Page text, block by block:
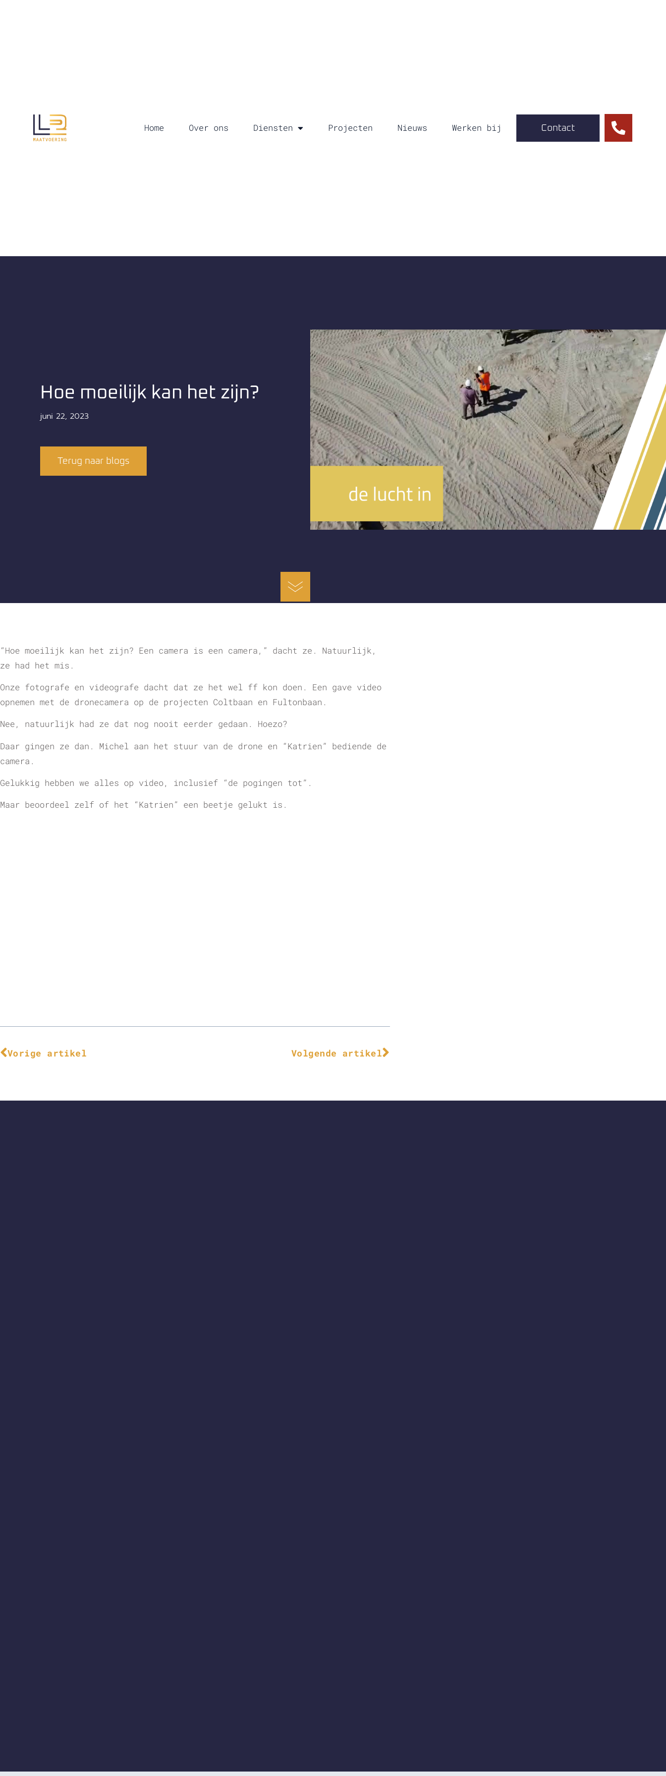
Home Over ons Diensten Projecten Nieuws Werken bij Contact
Hoe moeilijk kan het zijn?
juni 22, 2023
Terug naar blogs
“Hoe moeilijk kan het zijn? Een camera is een camera,” dacht ze. Natuurlijk,
ze had het mis.
Onze fotografe en videografe dacht dat ze het wel ff kon doen. Een gave video
opnemen met de dronecamera op de projecten Coltbaan en Fultonbaan.
Nee, natuurlijk had ze dat nog nooit eerder gedaan. Hoezo?
Daar gingen ze dan. Michel aan het stuur van de drone en “Katrien” bediende de
camera.
Gelukkig hebben we alles op video, inclusief “de pogingen tot”.
Maar beoordeel zelf of het “Katrien” een beetje gelukt is.
Vorige artikel Volgende artikel